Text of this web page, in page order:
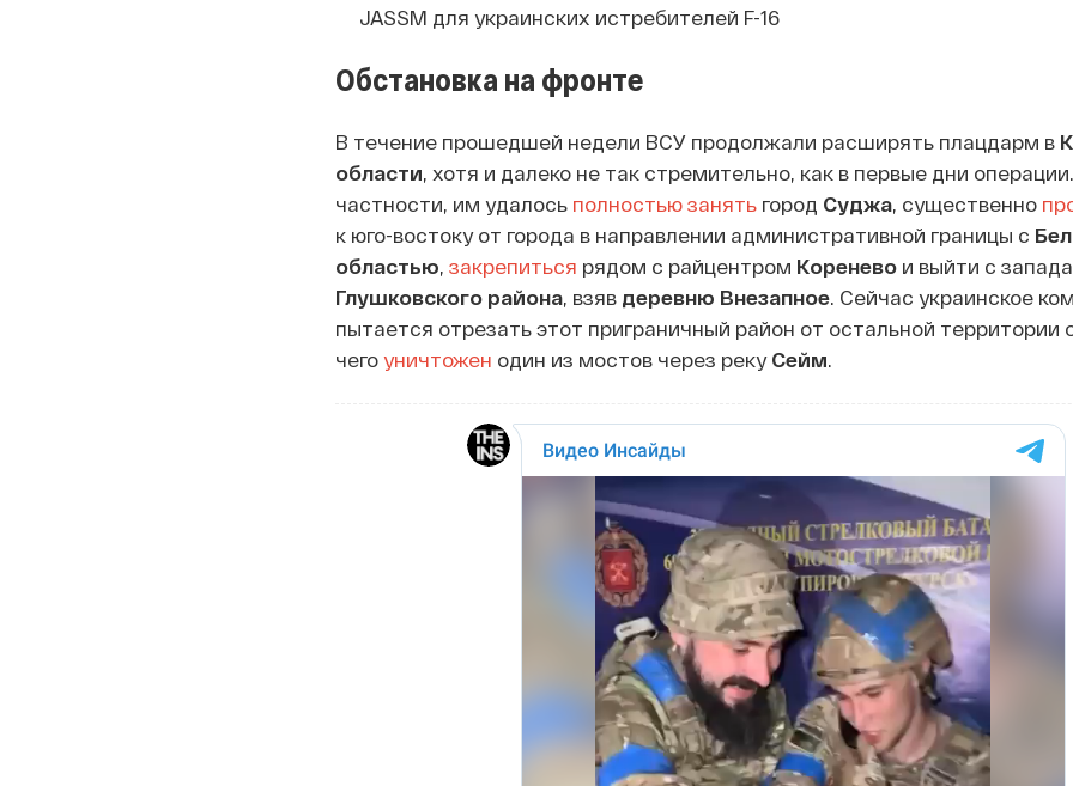
JASSM для украинских истребителей F-16
Обстановка на фронте
В течение прошедшей недели ВСУ продолжали расширять плацдарм в
области, хотя и далеко не так стремительно, как в первые дни
частности, им удалось полностью занятьгород Суджа, существенно
к юго-востоку от города в направлении административной границы с
областью, закрепиться рядом с райцентром Коренево и выйти с
Глушковского района, взяв деревню Внезапное. Сейчас украинское
пытается отрезать этот приграничный район от остальной территории
чего уничтожен один из мостов через реку Сейм.